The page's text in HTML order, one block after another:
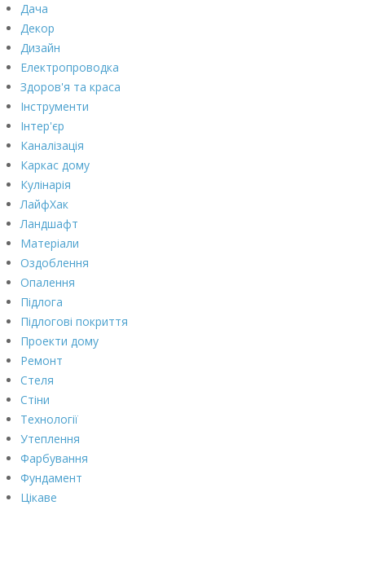
Дача
Декор
Дизайн
Електропроводка
Здоров'я та краса
Інструменти
Інтер'єр
Каналізація
Каркас дому
Кулінарія
ЛайфХак
Ландшафт
Матеріали
Оздоблення
Опалення
Підлога
Підлогові покриття
Проекти дому
Ремонт
Стеля
Стіни
Технології
Утеплення
Фарбування
Фундамент
Цікаве